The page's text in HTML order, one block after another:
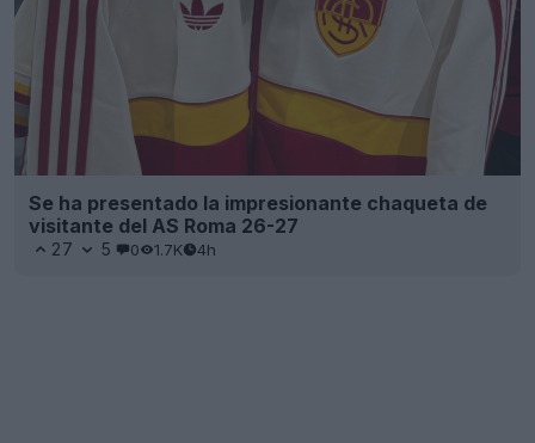
Se ha presentado la impresionante chaqueta de
visitante del AS Roma 26-27
27 5 0 1.7K 4h